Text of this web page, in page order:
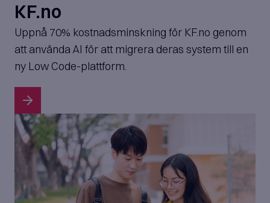
KF.no
Uppnå 70% kostnadsminskning för KF.no genom
att använda AI för att migrera deras system till en
ny Low Code-plattform.